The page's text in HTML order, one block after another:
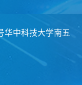
华中科技大学南五